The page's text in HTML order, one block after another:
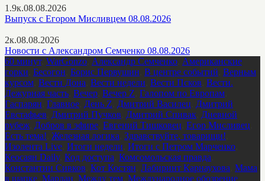
1.9к.08.08.2026
Выпуск с Егором Мисливцем 08.08.2026
2к.08.08.2026
Новости с Александром Семченко 08.08.2026
60 минут, WarGonzo Александр Семченко Американские
горки Бесогон Борис Первушин В центре событий Верным
курсом Вести Дона Вести недели Вести Псков Вести.
Дежурная часть Вечер Вечер Z Галопом по Европам
Гаспарян Главное День Z Дмитрий Василец Дмитрий
Евстафьев Дмитрий Пучков Дмитрий Спивак Дневной
рубеж Добров в эфире Евгений Тишковец Егор Мисливец
Есть тема! Железная логика Здравствуйте, товарищи!
Изолента Live Итоги недели Итоги с Петром Марченко
Кеосаян Daily, Код доступа Комсомольская правда
Константин Сивков Кот Костян Лабиринт Карнаухова Мама
в шапке Мардан Между тем Международное обозрение